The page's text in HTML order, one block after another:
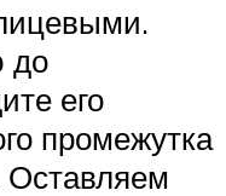
до
его
промежутка
Оставляем